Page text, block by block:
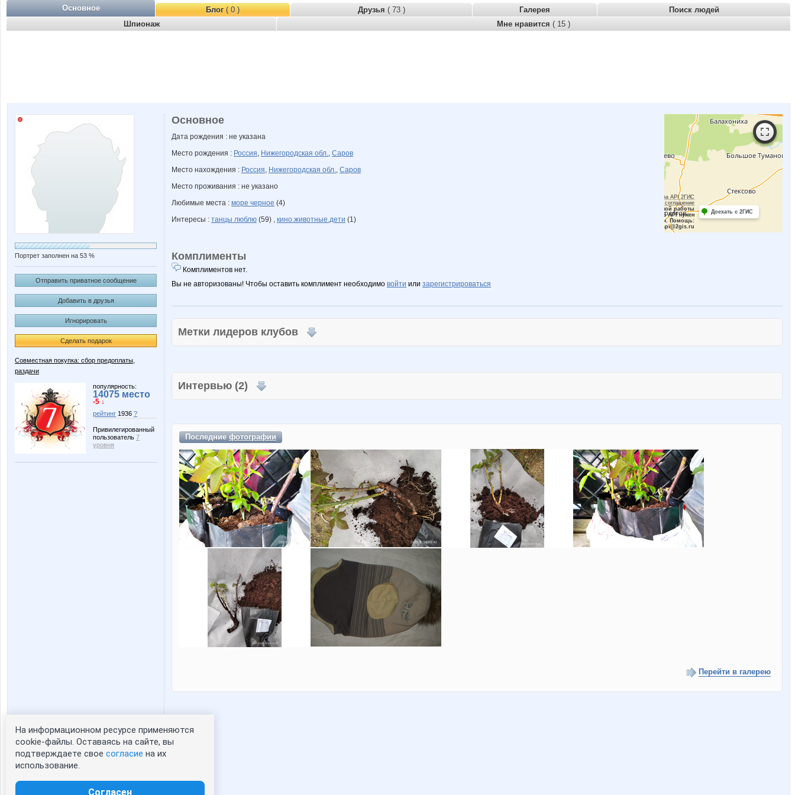
Основное Блог( 0 ) Друзья ( 73 ) Галерея
Поиск людей
Шпионаж
Мне нравится ( 15 )
Портрет заполнен на 53 %
Отправить приватное сообщение
Добавить в друзья
Игнорировать
Сделать подарок
Совместная покупка: сбор предоплаты,
раздачи
популярность:
14075 место
-5 ↓
рейтинг 1936 ?
Привилегированный
пользователь 7
уровня
Статистика портрета:
сейчас просматривают портрет - 0
зарегистрированные пользователи
Работает на API 2ГИС
Лицензионное соглашение
Для корректной работы
Raster JS API нужен
ключ. Помощь:
api@2gis.ru
Доехать с 2ГИС
Основное
Дата рождения : не указана
Место рождения : Россия, Нижегородская обл., Саров
Место нахождения : Россия, Нижегородская обл., Саров
Место проживания : не указано
Любимые места : море черное (4)
Интересы : танцы люблю (59) , кино.животные.дети (1)
Комплименты
Комплиментов нет.
Вы не авторизованы! Чтобы оставить комплимент необходимо войти или зарегистрироваться
Метки лидеров клубов
Интервью (2)
Последниефотографии
Перейти в галерею
На информационном ресурсе применяются
cookie-файлы. Оставаясь на сайте, вы
подтверждаете свое согласие на их
использование.
Согласен